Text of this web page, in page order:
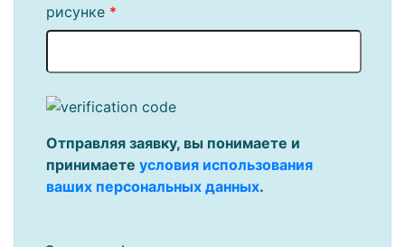
рисунке *
Отправляя заявку, вы понимаете и
принимаете условия использования
ваших персональных данных.